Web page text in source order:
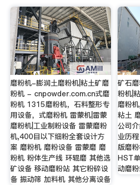
磨粉机-膨润土磨粉机|粘土矿磨
粉机 - cnpowder.com.cn式磨
粉机 1315磨粉机，石料整形专
用设备，式磨粉机 雷蒙机|雷蒙
磨粉机|工业制粉设备 雷蒙磨粉
机,400目以下细粉全套设计方
案 磨粉机 磨粉设备 雷蒙磨 磨
粉机 粉体生产线 环辊磨 其他选
矿设备 移动磨粉站 其它粉碎设
备 振动筛 加料机 其他分离设备
矿石
粉机|
磨粉
粘土
公司
业历
版磨
HST
动磨